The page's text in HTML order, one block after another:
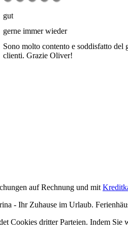
gut
gerne immer wieder
Sono molto contento e soddisfatto
clienti. Grazie Oliver!
auf Rechnung und mit
- Ihr Zuhause im Urlaub.
Cookies dritter Parteien. Indem Sie